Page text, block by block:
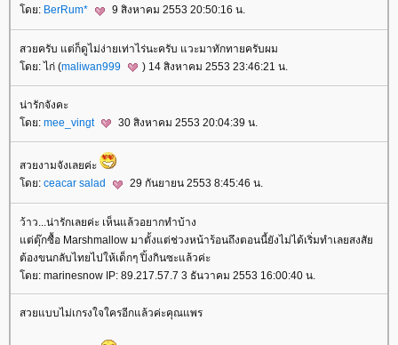
ดย: BerRum* 9 สิงหาคม 2553 20:50:16 น.
สวยครับ แต่ก็ดูไม่ง่ายเท่าไร่นะครับ แวะมาทักทายครับผม
ดย: ไก่ (maliwan999 ) 14 สิงหาคม 2553 23:46:21 น.
น่ารักจังคะ
ดย: mee_vingt 30 สิงหาคม 2553 20:04:39 น.
สวยงามจังเลยค่ะ
ดย: ceacar salad 29 กันยายน 2553 8:45:46 น.
ว้าว...น่ารักเลยค่ะ เห็นแล้วอยากทำบ้าง
ต่ตุ๊กซื้อ Marshmallow มาตั้งแต่ช่วงหน้าร้อนถึงตอนนี้ยังไม่ได้เริ่มทำเลยสงสั
ต้องขนกลับไทยไปให้เด็กๆ ปิ้งกินซะแล้วค่ะ
ดย: marinesnow IP: 89.217.57.7 3 ธันวาคม 2553 16:00:40 น.
สวยแบบไม่เกรงใจใครอีกแล้วค่ะคุณแพร